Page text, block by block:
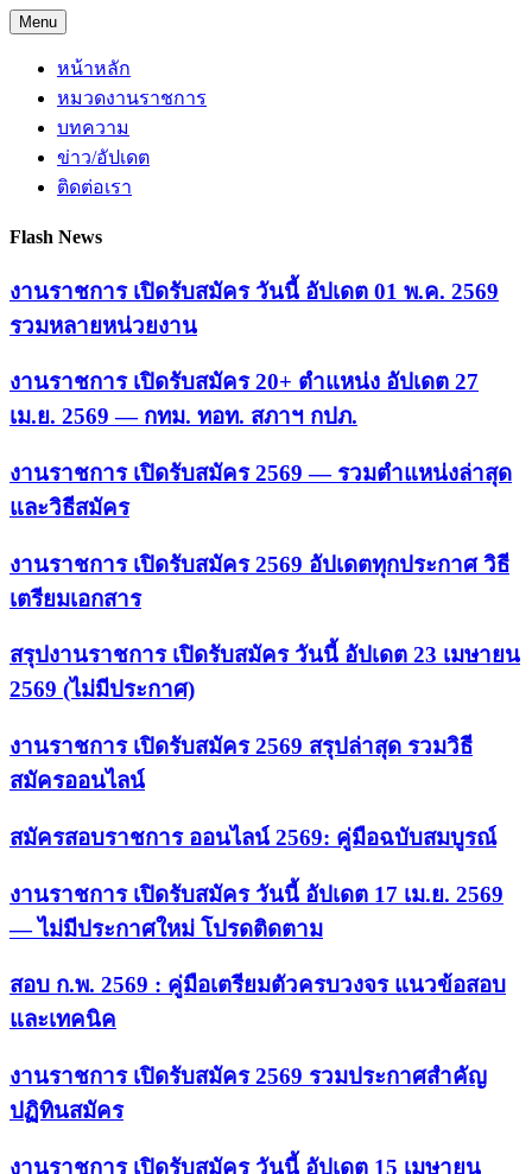
Skip
to
content
Menu
หน้าหลัก
หมวดงานราชการ
บทความ
ข่าว/อัปเดต
ติดต่อเรา
Flash News
งานราชการ เปิดรับสมัคร วันนี้ อัปเดต 01 พ.ค. 2569
รวมหลายหน่วยงาน
งานราชการ เปิดรับสมัคร 20+ ตำแหน่ง อัปเดต 27
เม.ย. 2569 — กทม. ทอท. สภาฯ กปภ.
งานราชการ เปิดรับสมัคร 2569 — รวมตำแหน่งล่าสุด
และวิธีสมัคร
งานราชการ เปิดรับสมัคร 2569 อัปเดตทุกประกาศ วิธี
เตรียมเอกสาร
สรุปงานราชการ เปิดรับสมัคร วันนี้ อัปเดต 23 เมษายน
2569 (ไม่มีประกาศ)
งานราชการ เปิดรับสมัคร 2569 สรุปล่าสุด รวมวิธี
สมัครออนไลน์
สมัครสอบราชการ ออนไลน์ 2569: คู่มือฉบับสมบูรณ์
งานราชการ เปิดรับสมัคร วันนี้ อัปเดต 17 เม.ย. 2569
— ไม่มีประกาศใหม่ โปรดติดตาม
สอบ ก.พ. 2569 : คู่มือเตรียมตัวครบวงจร แนวข้อสอบ
และเทคนิค
งานราชการ เปิดรับสมัคร 2569 รวมประกาศสำคัญ
ปฏิทินสมัคร
งานราชการ เปิดรับสมัคร วันนี้ อัปเดต 15 เมษายน